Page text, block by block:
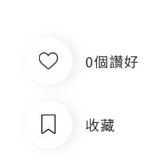
0個讚好
收藏